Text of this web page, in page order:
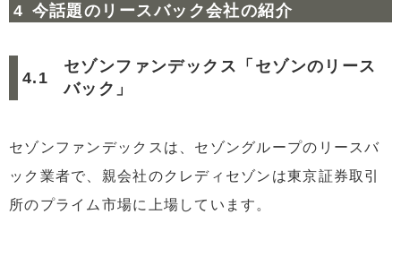
今話題のリースバック会社の紹介
セゾンファンデックス「セゾンのリース
バック」
セゾンファンデックスは、セゾングループのリースバ
ック業者で、親会社のクレディセゾンは東京証券取引
所のプライム市場に上場しています。